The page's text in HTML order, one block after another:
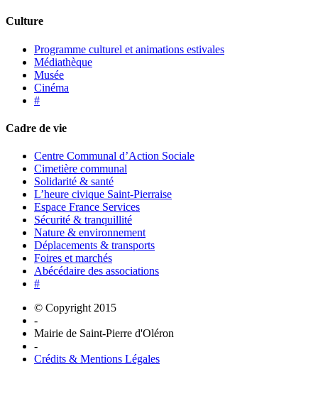
Culture
Programme culturel et animations estivales
Médiathèque
Musée
Cinéma
#
Cadre de vie
Centre Communal d’Action Sociale
Cimetière communal
Solidarité & santé
L’heure civique Saint-Pierraise
Espace France Services
Sécurité & tranquillité
Nature & environnement
Déplacements & transports
Foires et marchés
Abécédaire des associations
#
© Copyright 2015
-
Mairie de Saint-Pierre d'Oléron
-
Crédits & Mentions Légales